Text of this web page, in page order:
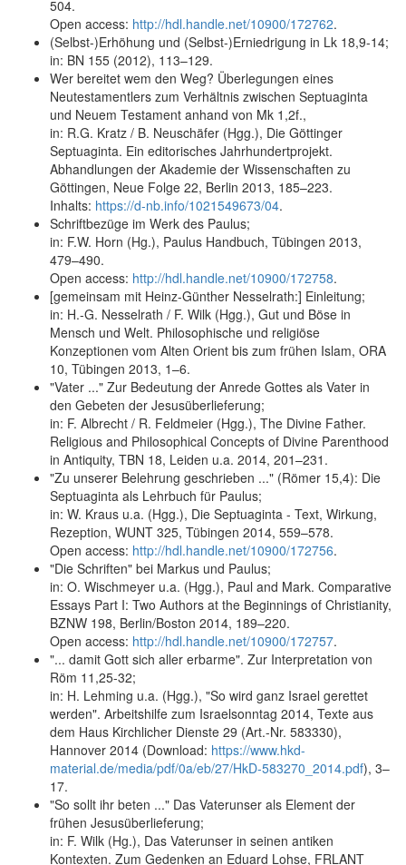
504.
Open access: http://hdl.handle.net/10900/172762.
(Selbst-)Erhöhung und (Selbst-)Erniedrigung in Lk 18,9-14;
in: BN 155 (2012), 113–129.
Wer bereitet wem den Weg? Überlegungen eines
Neutestamentlers zum Verhältnis zwischen Septuaginta
und Neuem Testament anhand von Mk 1,2f.,
in: R.G. Kratz / B. Neuschäfer (Hgg.), Die Göttinger
Septuaginta. Ein editorisches Jahrhundertprojekt.
Abhandlungen der Akademie der Wissenschaften zu
Göttingen, Neue Folge 22, Berlin 2013, 185–223.
Inhalts: https://d-nb.info/1021549673/04.
Schriftbezüge im Werk des Paulus;
in: F.W. Horn (Hg.), Paulus Handbuch, Tübingen 2013,
479–490.
Open access: http://hdl.handle.net/10900/172758.
[gemeinsam mit Heinz-Günther Nesselrath:] Einleitung;
in: H.-G. Nesselrath / F. Wilk (Hgg.), Gut und Böse in
Mensch und Welt. Philosophische und religiöse
Konzeptionen vom Alten Orient bis zum frühen Islam, ORA
10, Tübingen 2013, 1–6.
"Vater ..." Zur Bedeutung der Anrede Gottes als Vater in
den Gebeten der Jesusüberlieferung;
in: F. Albrecht / R. Feldmeier (Hgg.), The Divine Father.
Religious and Philosophical Concepts of Divine Parenthood
in Antiquity, TBN 18, Leiden u.a. 2014, 201–231.
"Zu unserer Belehrung geschrieben ..." (Römer 15,4): Die
Septuaginta als Lehrbuch für Paulus;
in: W. Kraus u.a. (Hgg.), Die Septuaginta - Text, Wirkung,
Rezeption, WUNT 325, Tübingen 2014, 559–578.
Open access: http://hdl.handle.net/10900/172756.
"Die Schriften" bei Markus und Paulus;
in: O. Wischmeyer u.a. (Hgg.), Paul and Mark. Comparative
Essays Part I: Two Authors at the Beginnings of Christianity,
BZNW 198, Berlin/Boston 2014, 189–220.
Open access: http://hdl.handle.net/10900/172757.
"... damit Gott sich aller erbarme". Zur Interpretation von
Röm 11,25-32;
in: H. Lehming u.a. (Hgg.), "So wird ganz Israel gerettet
werden". Arbeitshilfe zum Israelsonntag 2014, Texte aus
dem Haus Kirchlicher Dienste 29 (Art.-Nr. 583330),
Hannover 2014 (Download: https://www.hkd-
material.de/media/pdf/0a/eb/27/HkD-583270_2014.pdf), 3–
17.
"So sollt ihr beten ..." Das Vaterunser als Element der
frühen Jesusüberlieferung;
in: F. Wilk (Hg.), Das Vaterunser in seinen antiken
Kontexten. Zum Gedenken an Eduard Lohse, FRLANT